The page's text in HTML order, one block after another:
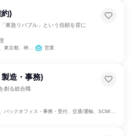
)
東急リバブル」という信頼を背に
都、神奈川県 営業
造・事務)
創る総合職
ス・事務・受付、交通/運輸、SCM/生産管理/購買/物流、経理/税務/財務、人事、総務、製造・生産工程、建築/土木/プラント専門職、学術研究、カスタマーサポート/コールセンター